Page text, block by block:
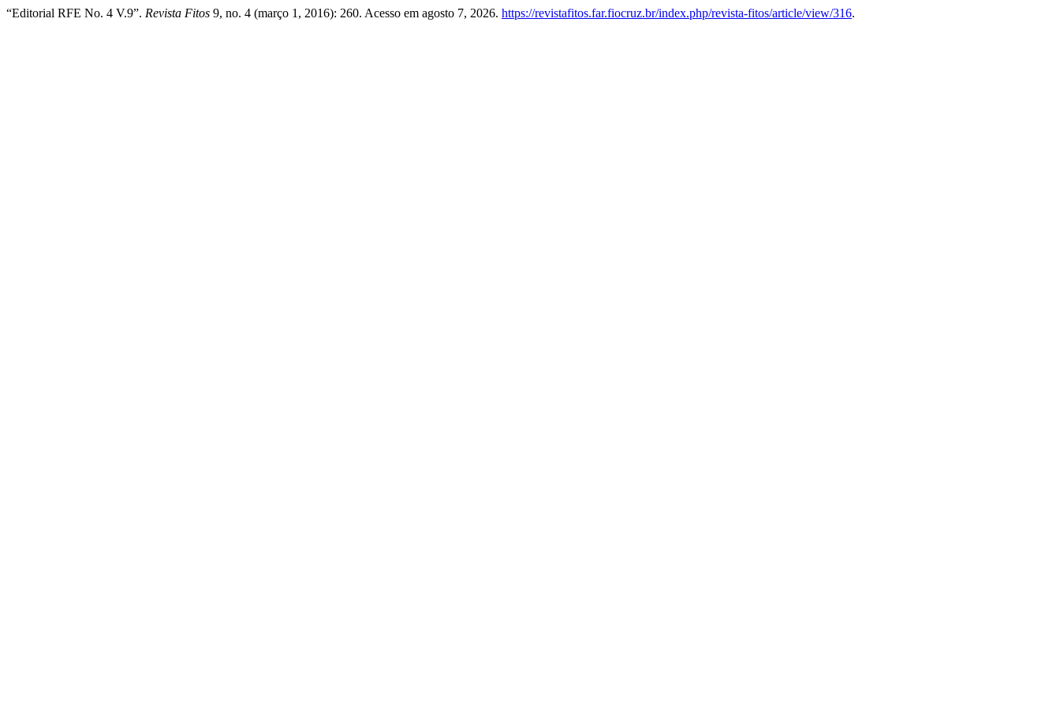
“Editorial RFE No. 4 V.9”. Revista Fitos 9, no. 4 (março 1, 2016): 260. Acesso em agosto 7, 2026. https://revistafitos.far.fiocruz.br/index.php/revista-fitos/article/view/316.